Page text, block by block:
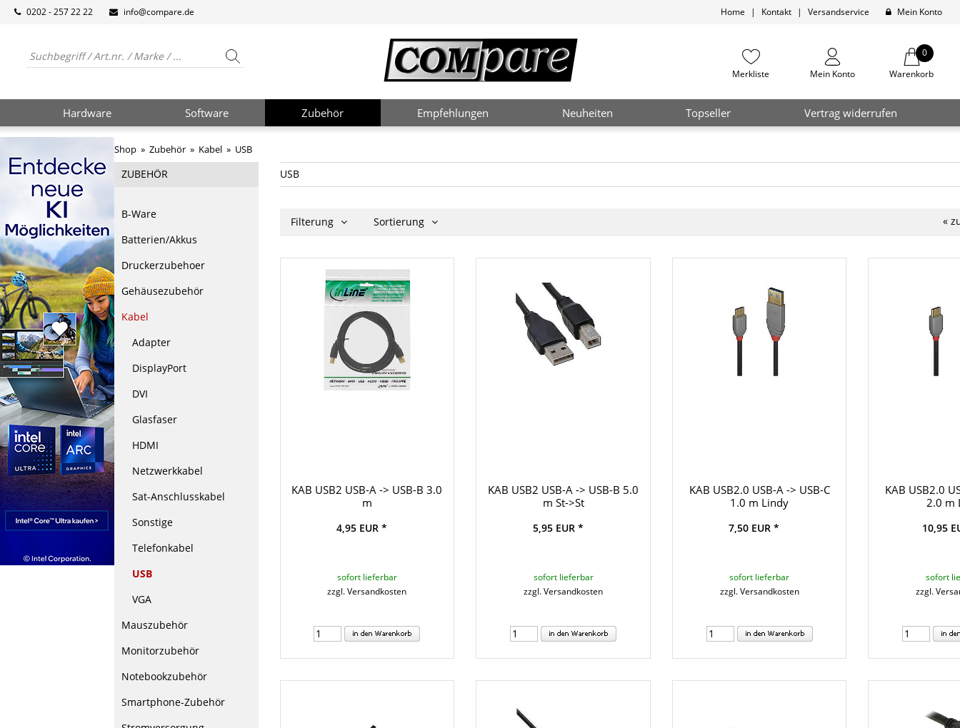
0202 - 257 22 22 info@compare.de Home | Kontakt | Versandservice Mein Konto
Merkliste Mein Konto
0
Warenkorb
Hardware Software Zubehör Empfehlungen Neuheiten Topseller Vertrag widerrufen
Shop » Zubehör » Kabel » USB
ZUBEHÖR USB
B-Ware
Batterien/Akkus
Druckerzubehoer
Gehäusezubehör
Kabel
Adapter
DisplayPort
DVI
Glasfaser
HDMI
Netzwerkkabel
Sat-Anschlusskabel
Sonstige
Telefonkabel
USB
VGA
Mauszubehör
Monitorzubehör
Notebookzubehör
Smartphone-Zubehör
Filterung Sortierung «
KAB USB2 USB-A -> USB-B 3.0
m
4,95 EUR *
sofort lieferbar
zzgl. Versandkosten
KAB USB2 USB-A -> USB-B 5.0
m St->St
5,95 EUR *
sofort lieferbar
zzgl. Versandkosten
KAB USB2.0 USB-A -> USB-C
1.0 m Lindy
7,50 EUR *
sofort lieferbar
zzgl. Versandkosten
KAB USB2.0
2.0 m
10,95
sofort
zzgl.